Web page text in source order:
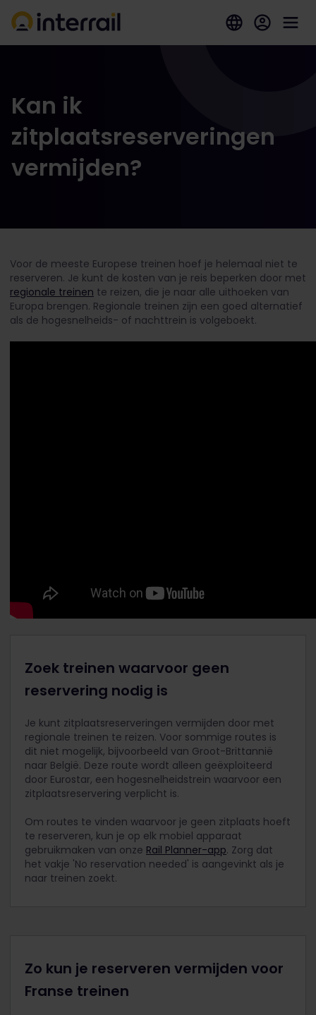
Kan ik
zitplaatsreserveringen
vermijden?
Voor de meeste Europese treinen hoef je helemaal niet te
reserveren. Je kunt de kosten van je reis beperken door met
regionale treinen te reizen, die je naar alle uithoeken van
Europa brengen. Regionale treinen zijn een goed alternatief
als de hogesnelheids- of nachttrein is volgeboekt.
Zoek treinen waarvoor geen
reservering nodig is
Je kunt zitplaatsreserveringen vermijden door met
regionale treinen te reizen. Voor sommige routes is
dit niet mogelijk, bijvoorbeeld van Groot-Brittannië
naar België. Deze route wordt alleen geëxploiteerd
door Eurostar, een hogesnelheidstrein waarvoor een
zitplaatsreservering verplicht is.
Om routes te vinden waarvoor je geen zitplaats hoeft
te reserveren, kun je op elk mobiel apparaat
gebruikmaken van onze Rail Planner-app. Zorg dat
het vakje 'No reservation needed' is aangevinkt als je
naar treinen zoekt.
Zo kun je reserveren vermijden voor
Franse treinen